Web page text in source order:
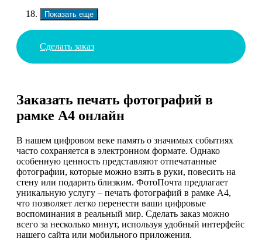
Показать еще
Сделать заказ
Заказать печать фотографий в
рамке А4 онлайн
В нашем цифровом веке память о значимых событиях
часто сохраняется в электронном формате. Однако
особенную ценность представляют отпечатанные
фотографии, которые можно взять в руки, повесить на
стену или подарить близким. ФотоПочта предлагает
уникальную услугу – печать фотографий в рамке А4,
что позволяет легко перенести ваши цифровые
воспоминания в реальный мир. Сделать заказ можно
всего за несколько минут, используя удобный интерфейс
нашего сайта или мобильного приложения.